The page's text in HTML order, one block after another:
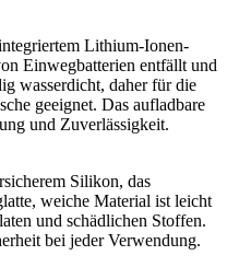
Lithium-Ionen-
Einwegbatterien entfällt und
wasserdicht, daher für die
geeignet. Das aufladbare
und Zuverlässigkeit.
Silikon, das
weiche Material ist leicht
und schädlichen Stoffen.
bei jeder Verwendung.